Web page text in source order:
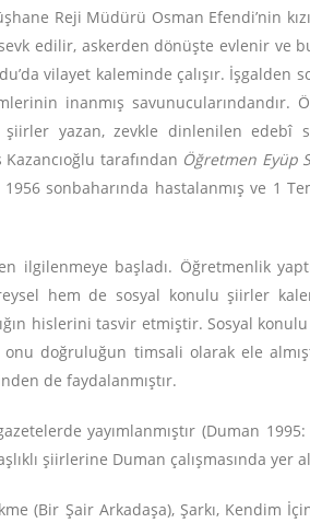
Reji Müdürü Osman Efendi’nin
edilir, askerden dönüşte evlenir ve
vilayet kaleminde çalışır. İşgalden
inanmış savunucularındandır.
yazan, zevkle dinlenilen edebî
tarafından Öğretmen Eyüp
sonbaharında hastalanmış ve 1
ilgilenmeye başladı. Öğretmenlik
hem de sosyal konulu şiirler
hislerini tasvir etmiştir. Sosyal
onu doğruluğun timsali olarak ele
de faydalanmıştır.
yayımlanmıştır (Duman
şiirlerine Duman çalışmasında yer
(Bir Şair Arkadaşa), Şarkı, Kendim